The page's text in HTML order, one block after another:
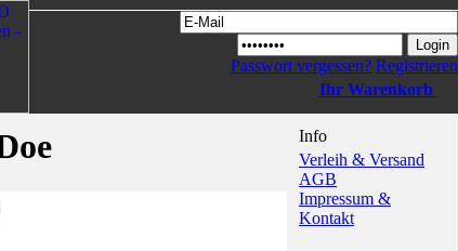
Passwort vergessen? Registrieren
Ihr Warenkorb
Info
Verleih & Versand
AGB
Impressum &
Kontakt